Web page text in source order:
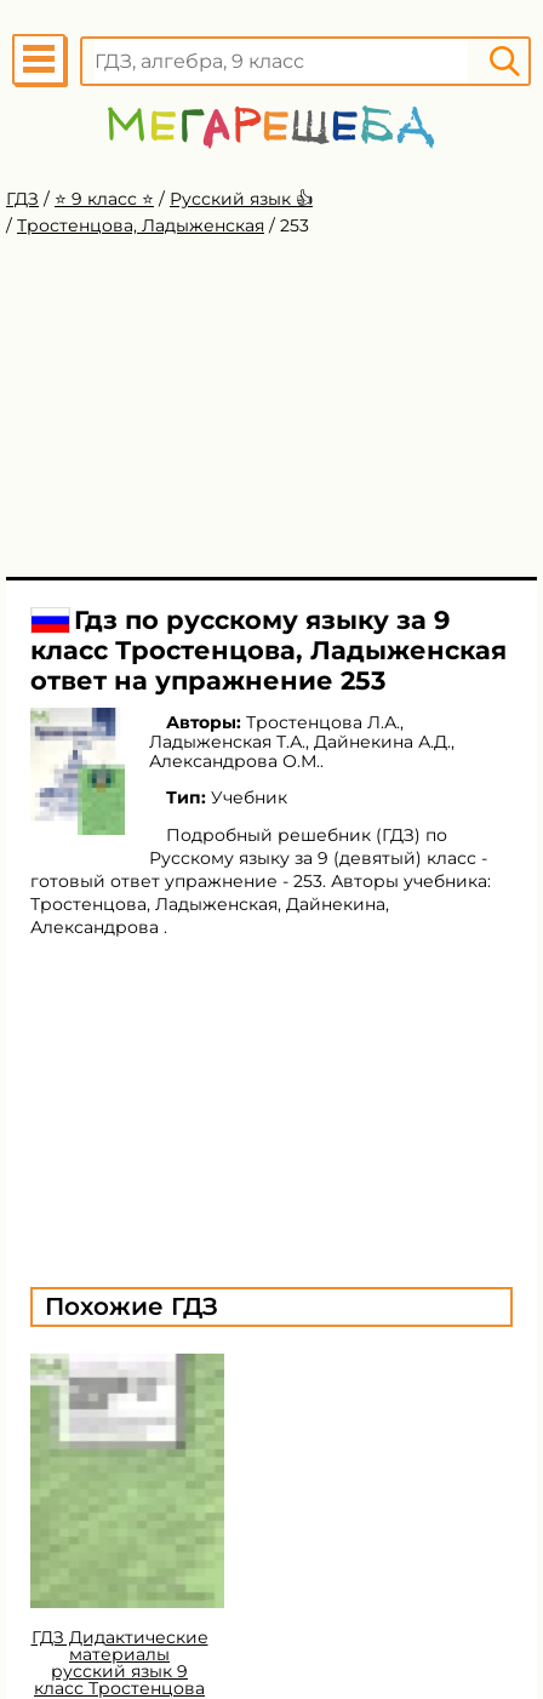
ГДЗ / ⭐️ 9 класс ⭐️ / Русский язык 👍
/ Тростенцова, Ладыженская / 253
Гдз по русскому языку за 9
класс Тростенцова, Ладыженская
ответ на упражнение 253
Авторы: Тростенцова Л.А.,
Ладыженская Т.А., Дайнекина А.Д.,
Александрова О.М..
Тип: Учебник
Подробный решебник (ГДЗ) по
Русскому языку за 9 (девятый) класс -
готовый ответ упражнение - 253. Авторы учебника:
Тростенцова, Ладыженская, Дайнекина,
Александрова .
Похожие ГДЗ
ГДЗ Дидактические
материалы
русский язык 9
класс Тростенцова